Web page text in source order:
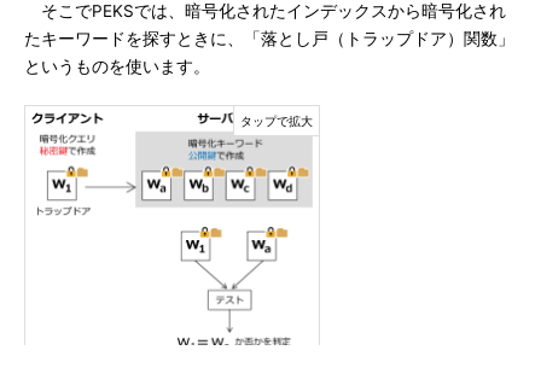
そこでPEKSでは、暗号化されたインデックスから暗号化され
たキーワードを探すときに、「落とし戸（トラップドア）関数」
というものを使います。